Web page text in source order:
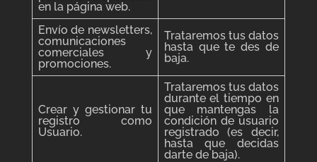
en la página web.
Envío de newsletters,
comunicaciones
comerciales y
promociones.
Trataremos tus datos
hasta que te des de
baja.
Crear y gestionar tu
registro como
Usuario.
Trataremos tus datos
durante el tiempo en
que mantengas la
condición de usuario
registrado (es decir,
hasta que decidas
darte de baja).